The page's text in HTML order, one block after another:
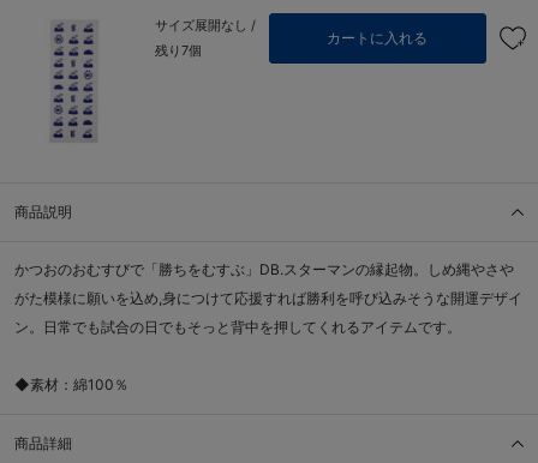
サイズ展開なし /
残り7個
カートに入れる
商品説明
かつおのおむすびで「勝ちをむすぶ」DB.スターマンの縁起物。しめ縄やさや
がた模様に願いを込め,身につけて応援すれば勝利を呼び込みそうな開運デザイ
ン。日常でも試合の日でもそっと背中を押してくれるアイテムです。
◆素材：綿100％
商品詳細